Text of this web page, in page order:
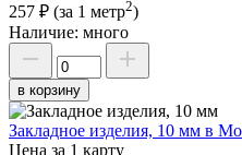
257 ₽ (за 1 метр2)
Наличие: много
в корзину
Закладное изделия, 10 мм в
Цена за 1 карту